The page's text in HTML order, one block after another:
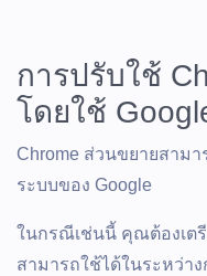
การปรับใช้
โดยใช้
Chrome ส่วนขยายสาม
ระบบของ Google
ในกรณีเช่นนี้ คุณต้องเต
สามารถใช้ได้ในระหว่า